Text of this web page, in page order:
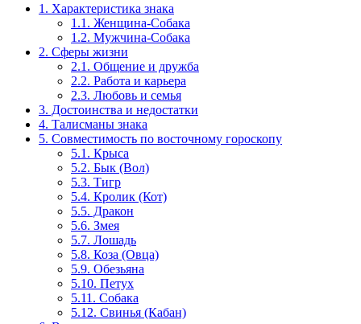
1. Характеристика знака
1.1. Женщина-Собака
1.2. Мужчина-Собака
2. Сферы жизни
2.1. Общение и дружба
2.2. Работа и карьера
2.3. Любовь и семья
3. Достоинства и недостатки
4. Талисманы знака
5. Совместимость по восточному гороскопу
5.1. Крыса
5.2. Бык (Вол)
5.3. Тигр
5.4. Кролик (Кот)
5.5. Дракон
5.6. Змея
5.7. Лошадь
5.8. Коза (Овца)
5.9. Обезьяна
5.10. Петух
5.11. Собака
5.12. Свинья (Кабан)